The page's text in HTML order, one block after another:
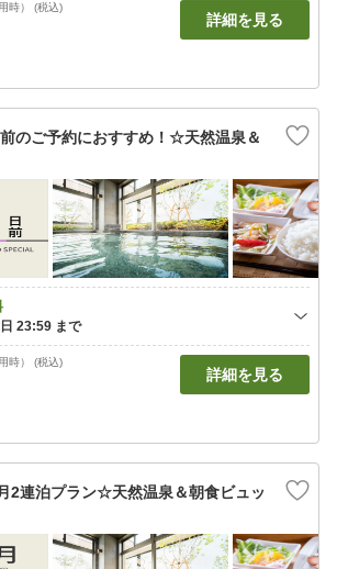
時） (税込)
詳細を見る
前のご予約におすすめ！☆天然温泉＆
時） (税込)
詳細を見る
2連泊プラン☆天然温泉＆朝食ビュッ